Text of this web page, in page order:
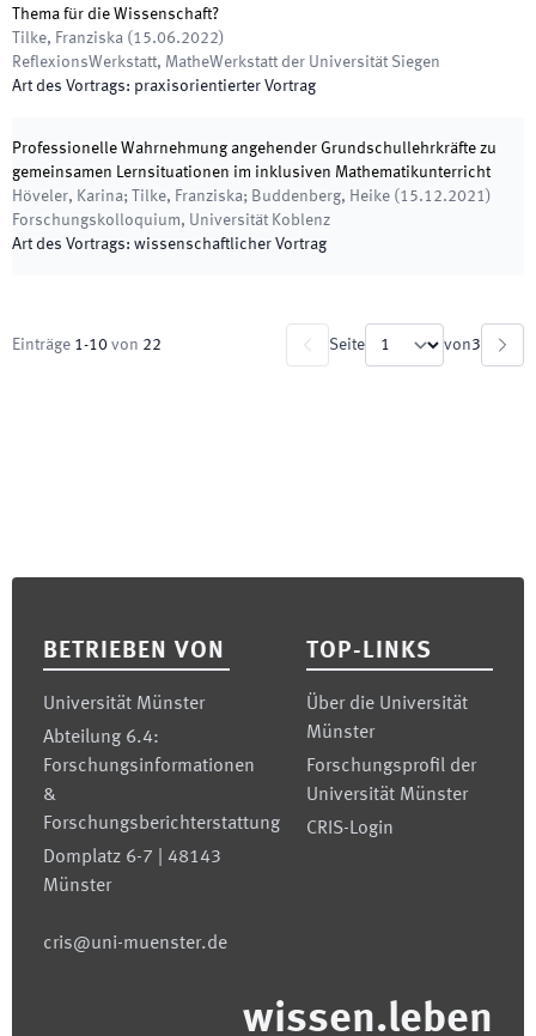
Thema für die Wissenschaft?
Tilke, Franziska ( 15.06.2022)
ReflexionsWerkstatt, MatheWerkstatt der Universität Siegen
Art des Vortrags: praxisorientierter Vortrag
Professionelle Wahrnehmung angehender Grundschullehrkräfte zu
gemeinsamen Lernsituationen im inklusiven Mathematikunterricht
Höveler, Karina; Tilke, Franziska; Buddenberg, Heike ( 15.12.2021)
Forschungskolloquium, Universität Koblenz
Art des Vortrags: wissenschaftlicher Vortrag
Einträge 1-10 von 22 Seite von3
BETRIEBEN VON
Universität Münster
Abteilung 6.4:
Forschungsinformationen
&
Forschungsberichterstattung
Domplatz 6-7 | 48143
Münster
cris@uni-muenster.de
TOP-LINKS
Über die Universität
Münster
Forschungsprofil der
Universität Münster
CRIS-Login
wissen.leben